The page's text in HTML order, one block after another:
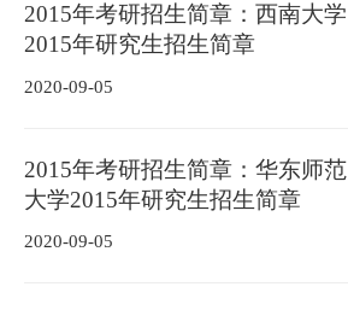
2015年考研招生简章：西南大学
2015年研究生招生简章
2020-09-05
2015年考研招生简章：华东师范
大学2015年研究生招生简章
2020-09-05